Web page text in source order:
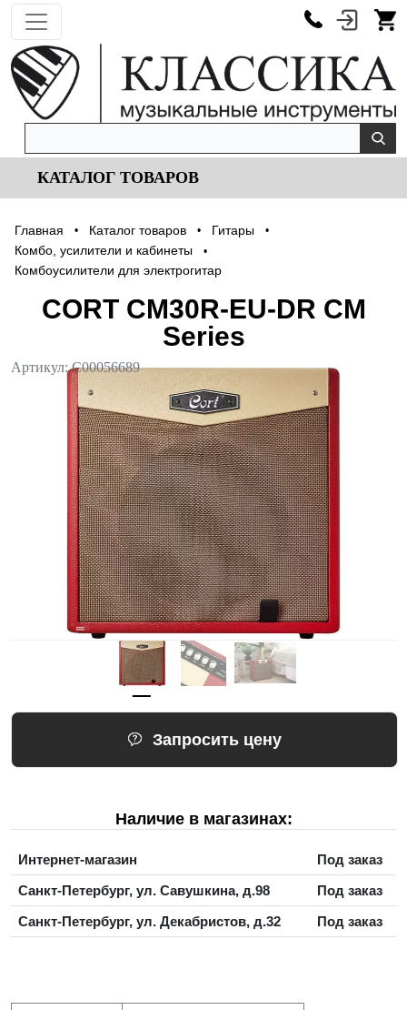
КАТАЛОГ ТОВАРОВ
Главная • Каталог товаров • Гитары •
Комбо, усилители и кабинеты •
Комбоусилители для электрогитар
CORT CM30R-EU-DR CM
Series
Артикул:С00056689
Запросить цену
Наличие в магазинах:
Интернет-магазин
Под заказ
Санкт-Петербург, ул. Савушкина, д.98
Под заказ
Санкт-Петербург, ул. Декабристов, д.32
Под заказ